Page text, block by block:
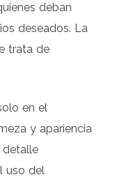
deban
deseados. La
trata de
en el
y apariencia
detalle
uso del